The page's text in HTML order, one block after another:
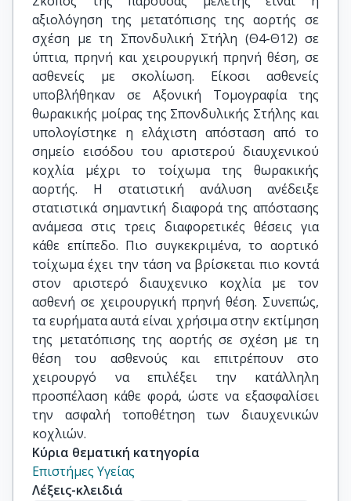
αξιολόγηση της μετατόπισης της αορτής σε
σχέση με τη Σπονδυλική Στήλη (Θ4-Θ12) σε
ύπτια, πρηνή και χειρουργική πρηνή θέση, σε
ασθενείς με σκολίωση. Είκοσι ασθενείς
υποβλήθηκαν σε Αξονική Τομογραφία της
θωρακικής μοίρας της Σπονδυλικής Στήλης και
υπολογίστηκε η ελάχιστη απόσταση από το
σημείο εισόδου του αριστερού διαυχενικού
κοχλία μέχρι το τοίχωµα της θωρακικής
αορτής. Η στατιστική ανάλυση ανέδειξε
στατιστικά σημαντική διαφορά της απόστασης
ανάμεσα στις τρεις διαφορετικές θέσεις για
κάθε επίπεδο. Πιο συγκεκριμένα, το αορτικό
τοίχωμα έχει την τάση να βρίσκεται πιο κοντά
στον αριστερό διαυχενικο κοχλία με τον
ασθενή σε χειρουργική πρηνή θέση. Συνεπώς,
τα ευρήματα αυτά είναι χρήσιμα στην εκτίμηση
της μετατόπισης της αορτής σε σχέση με τη
θέση του ασθενούς και επιτρέπουν στο
χειρουργό να επιλέξει την κατάλληλη
προσπέλαση κάθε φορά, ώστε να εξασφαλίσει
την ασφαλή τοποθέτηση των διαυχενικών
κοχλιών.
Κύρια θεματική κατηγορία
Επιστήμες Υγείας
Λέξεις-κλειδιά